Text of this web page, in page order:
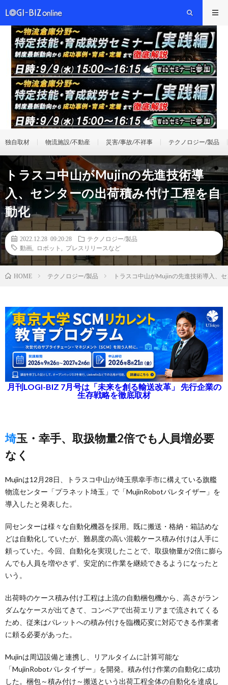
独自取材 物流施設/不動産 災害/事故/不祥事 テクノロジー/製品
トラスコ中山がMujinの先進技術導
入、センターの出荷積み付け工程を自
動化
2022.12.28 09:20:28
テクノロジー/製品
動画
ロボット プレスリリースなど
HOME テクノロジー/製品 トラスコ中山がMujinの先進技術導入、
月刊LOGI-BIZ 7月号は「未来を創る輸送改革」 先行企業の
生存戦略を徹底取材
埼玉・幸手、取扱物量2倍でも人員増必要
なく
Mujinは12月28日、トラスコ中山が埼玉県幸手市に構えている旗艦
物流センター「プラネット埼玉」で「MujinRobotパレタイザー」を
導入したと発表した。
同センターは様々な自動化機器を採用。既に搬送・格納・箱詰めな
どは自動化していたが、難易度の高い混載ケース積み付けは人手に
頼っていた。今回、自動化を実現したことで、取扱物量が2倍に膨ら
んでも人員を増やさず、安定的に作業を継続できるようになったと
いう。
出荷時のケース積み付け工程は上流の自動梱包機から、高さがラン
ダムなケースが出てきて、コンベアで出荷エリアまで流されてくる
ため、従来はパレットへの積み付けを臨機応変に対応できる作業者
に頼る必要があった。
Mujinは周辺設備と連携し、リアルタイムに計算可能な
「MujinRobotパレタイザー」を開発。積み付け作業の自動化に成功
した。梱包～積み付け～搬送という出荷工程全体の自動化を達成し